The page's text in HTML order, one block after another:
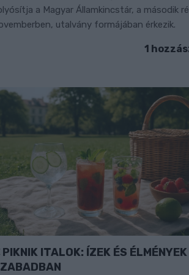
a Magyar Államkincstár, a második
utalvány formájában érkezik.
1
PIKNIK ITALOK: ÍZEK ÉS